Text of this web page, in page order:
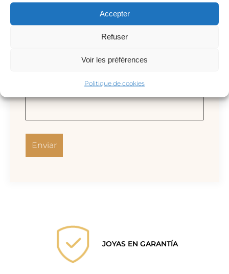
Accepter
Refuser
Voir les préférences
Politique de cookies
*
JOYAS EN GARANTÍA